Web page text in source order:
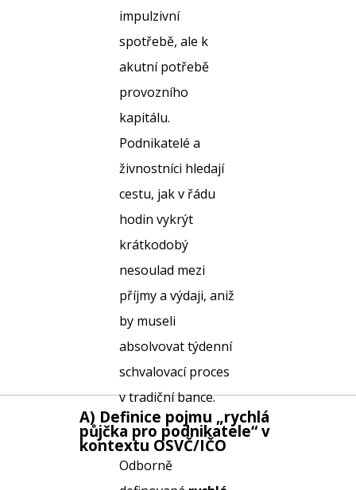
impulzivní
spotřebě, ale k
akutní potřebě
provozního
kapitálu.
Podnikatelé a
živnostníci hledají
cestu, jak v řádu
hodin vykrýt
krátkodobý
nesoulad mezi
příjmy a výdaji, aniž
by museli
absolvovat týdenní
schvalovací proces
v tradiční bance.
A) Definice pojmu „rychlá
půjčka pro podnikatele“ v
kontextu OSVČ/IČO
Odborně